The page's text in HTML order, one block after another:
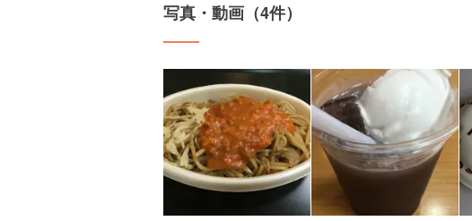
写真・動画（4件）